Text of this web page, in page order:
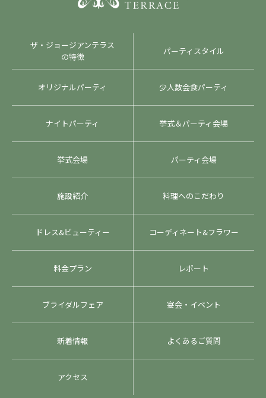
ザ・ジョージアンテラス
の特徴
パーティスタイル
オリジナルパーティ 少人数会食パーティ
ナイトパーティ 挙式＆パーティ会場
挙式会場 パーティ会場
施設紹介 料理へのこだわり
ドレス&ビューティー コーディネート&フラワー
料金プラン レポート
ブライダルフェア 宴会・イベント
新着情報 よくあるご質問
アクセス